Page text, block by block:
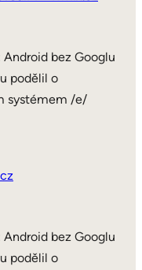
bez Googlu
podělil o
systémem /e/
bez Googlu
podělil o